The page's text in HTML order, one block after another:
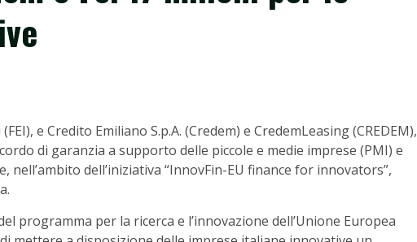
e Credito Emiliano S.p.A. (Credem) e CredemLeasing (CREDEM),
di garanzia a supporto delle piccole e medie imprese (PMI) e
nell’ambito dell’iniziativa “InnovFin-EU finance for innovators”,
programma per la ricerca e l’innovazione dell’Unione Europea